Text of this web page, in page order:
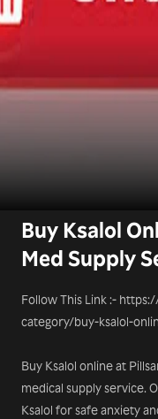
Buy Ksalol
Med Supply
Follow This Link :-
category/buy-ksalol-
Buy Ksalol online at
medical supply service.
Ksalol for safe anxiety